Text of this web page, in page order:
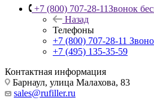
+7 (800) 707-28-11Звонок
Назад
Телефоны
+7 (800) 707-28-11
+7 (495) 135-35-59
Контактная информация
Барнаул, улица Малахова, 83
sales@rufiller.ru